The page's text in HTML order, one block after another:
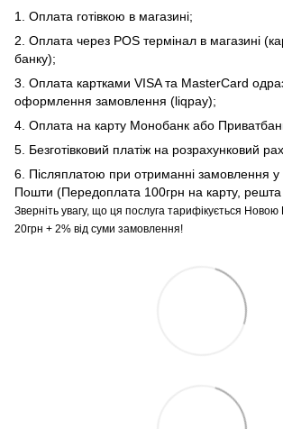
1. Оплата готівкою в магазині;
2. Оплата через POS термінал в магазині
банку);
3. Оплата картками VISA та MasterCard
оформлення замовлення (liqpay);
4. Оплата на карту Монобанк або
5. Безготівковий платіж на розрахунковий
6. Післяплатою при отриманні замовлення у
Пошти (Передоплата 100грн на карту,
Зверніть увагу, що ця послуга тарифікується
20грн + 2% від суми замовлення!